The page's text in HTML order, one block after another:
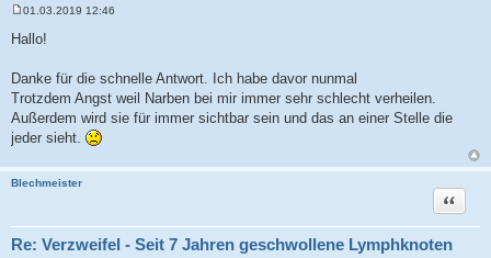
e
i
a
g
01.03.2019 12:46
Hallo!
Danke für die schnelle Antwort. Ich habe davor nunmal
Trotzdem Angst weil Narben bei mir immer sehr schlecht verheilen.
Außerdem wird sie für immer sichtbar sein und das an einer Stelle die
jeder sieht.
Blechmeister
Re: Verzweifel - Seit 7 Jahren geschwollene Lymphknoten
Zitat